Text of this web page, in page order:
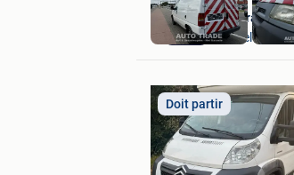
Autotrade
Hasselt
Doit partir